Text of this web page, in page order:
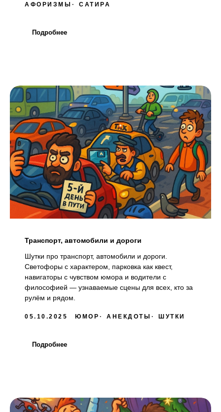
АФОРИЗМЫ
САТИРА
Подробнее
Транспорт, автомобили и дороги
Шутки про транспорт, автомобили и дороги.
Светофоры с характером, парковка как квест,
навигаторы с чувством юмора и водители с
философией — узнаваемые сцены для всех, кто за
рулём и рядом.
05.10.2025 ЮМОР АНЕКДОТЫ ШУТКИ
Подробнее